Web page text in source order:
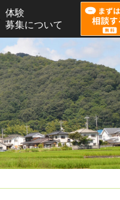
体験
募集について